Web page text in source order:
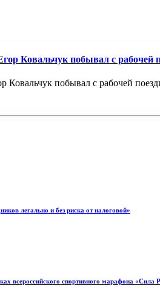
Ковальчук побывал с рабочей
Ковальчук побывал с рабочей
легально и без риска от налоговой»
всероссийского спортивного марафона «Сила